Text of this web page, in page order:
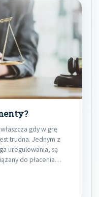
gdy w grę
trudna. Jednym z
uregulowania, są
do płacenia